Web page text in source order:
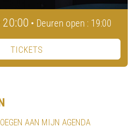
20:00 • Deuren open : 19:00
TICKETS
AAN MIJN AGENDA